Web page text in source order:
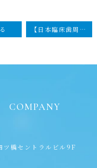
【日本臨床歯周病学会第43回年次大会】出展のお知らせ
COMPANY
橋セントラルビル9F